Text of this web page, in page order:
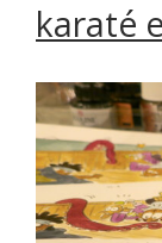
karaté